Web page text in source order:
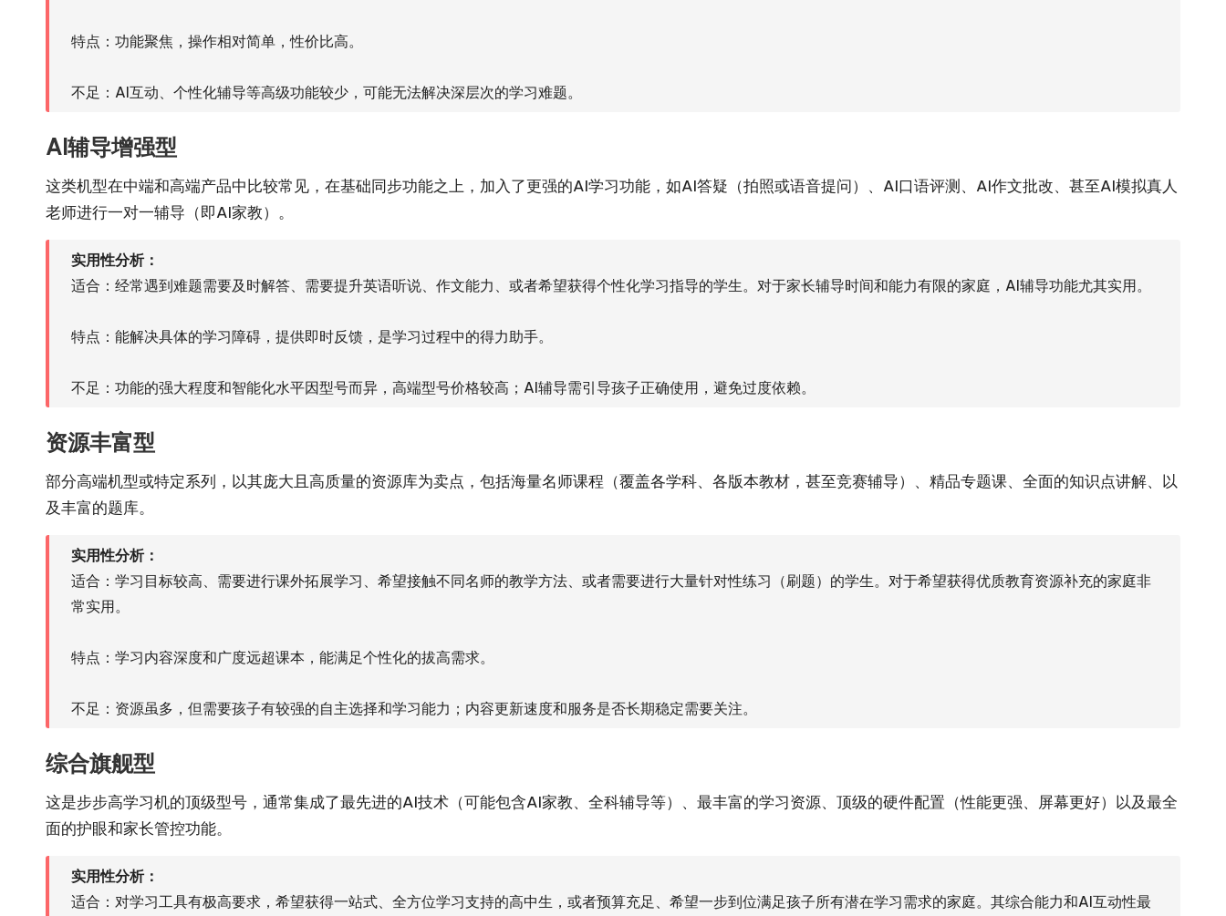
特点：功能聚焦，操作相对简单，性价比高。
不足：AI互动、个性化辅导等高级功能较少，可能无法解决深层次的学习难题。
AI辅导增强型
这类机型在中端和高端产品中比较常见，在基础同步功能之上，加入了更强的AI学习功能，如AI答疑（拍照或语音提问）、AI口语评测、AI作文批改、甚至AI模拟真人
老师进行一对一辅导（即AI家教）。
实用性分析：
适合：经常遇到难题需要及时解答、需要提升英语听说、作文能力、或者希望获得个性化学习指导的学生。对于家长辅导时间和能力有限的家庭，AI辅导功能尤其实用。
特点：能解决具体的学习障碍，提供即时反馈，是学习过程中的得力助手。
不足：功能的强大程度和智能化水平因型号而异，高端型号价格较高；AI辅导需引导孩子正确使用，避免过度依赖。
资源丰富型
部分高端机型或特定系列，以其庞大且高质量的资源库为卖点，包括海量名师课程（覆盖各学科、各版本教材，甚至竞赛辅导）、精品专题课、全面的知识点讲解、以
及丰富的题库。
实用性分析：
适合：学习目标较高、需要进行课外拓展学习、希望接触不同名师的教学方法、或者需要进行大量针对性练习（刷题）的学生。对于希望获得优质教育资源补充的家庭非
常实用。
特点：学习内容深度和广度远超课本，能满足个性化的拔高需求。
不足：资源虽多，但需要孩子有较强的自主选择和学习能力；内容更新速度和服务是否长期稳定需要关注。
综合旗舰型
这是步步高学习机的顶级型号，通常集成了最先进的AI技术（可能包含AI家教、全科辅导等）、最丰富的学习资源、顶级的硬件配置（性能更强、屏幕更好）以及最全
面的护眼和家长管控功能。
实用性分析：
适合：对学习工具有极高要求，希望获得一站式、全方位学习支持的高中生，或者预算充足、希望一步到位满足孩子所有潜在学习需求的家庭。其综合能力和AI互动性最